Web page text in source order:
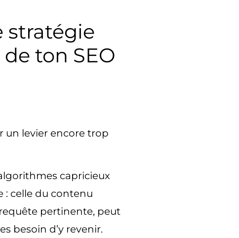
stratégie
ton SEO
un levier encore trop
capricieux
: celle du contenu
pertinente, peut
besoin d’y revenir.